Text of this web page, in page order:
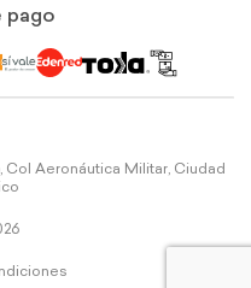
pago
Col Aeronáutica Militar, Ciudad